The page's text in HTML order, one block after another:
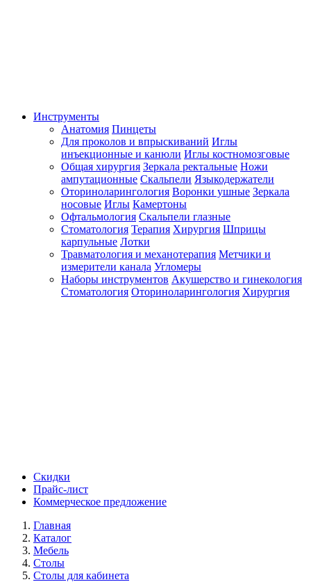
Инструменты
Анатомия Пинцеты
Для проколов и впрыскиваний Иглы
инъекционные и канюли Иглы костномозговые
Общая хирургия Зеркала ректальные Ножи
ампутационные Скальпели Языкодержатели
Оториноларингология Воронки ушные Зеркала
носовые Иглы Камертоны
Офтальмология Скальпели глазные
Стоматология Терапия Хирургия Шприцы
карпульные Лотки
Травматология и механотерапия Метчики и
измерители канала Угломеры
Наборы инструментов Акушерство и гинекология
Стоматология Оториноларингология Хирургия
Скидки
Прайс-лист
Коммерческое предложение
Главная
Каталог
Мебель
Столы
Столы для кабинета